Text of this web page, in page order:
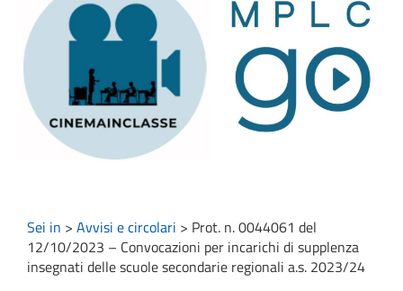
Sei in > Avvisi e circolari > Prot. n. 0044061 del
12/10/2023 – Convocazioni per incarichi di supplenza
insegnati delle scuole secondarie regionali a.s. 2023/24